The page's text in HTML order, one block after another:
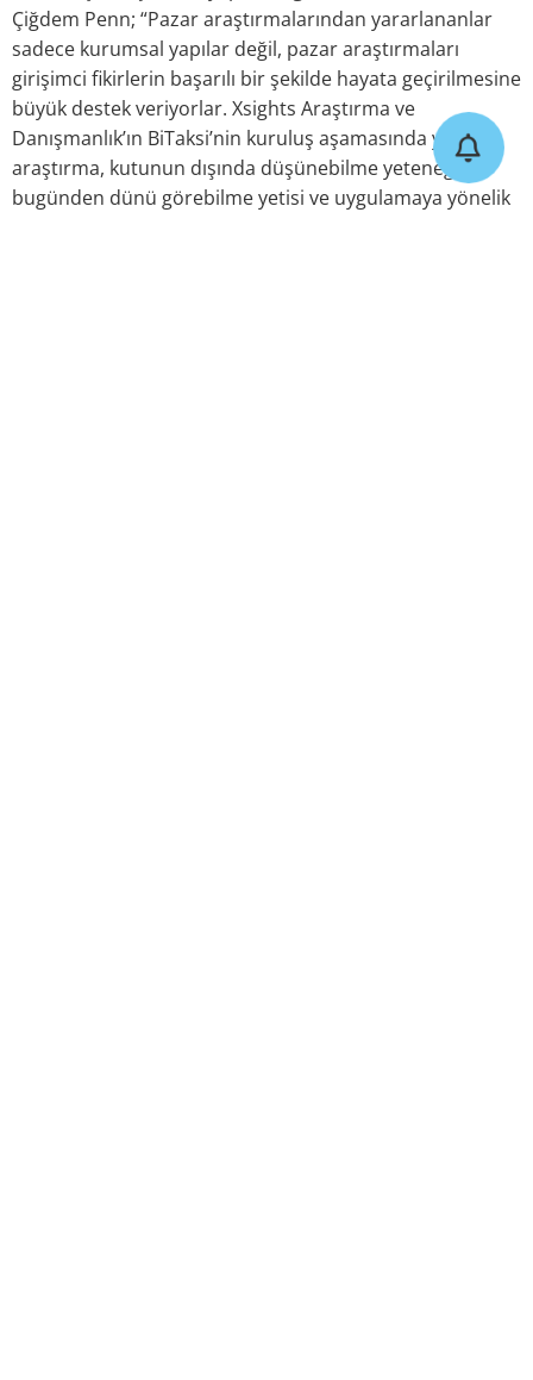
Çiğdem Penn; “Pazar araştırmalarından yararlananlar
sadece kurumsal yapılar değil, pazar araştırmaları
girişimci fikirlerin başarılı bir şekilde hayata geçirilmesine
büyük destek veriyorlar. Xsights Araştırma ve
Danışmanlık’ın BiTaksi’nin kuruluş aşamasında yaptığı
araştırma, kutunun dışında düşünebilme yeteneği,
bugünden dünü görebilme yetisi ve uygulamaya yönelik